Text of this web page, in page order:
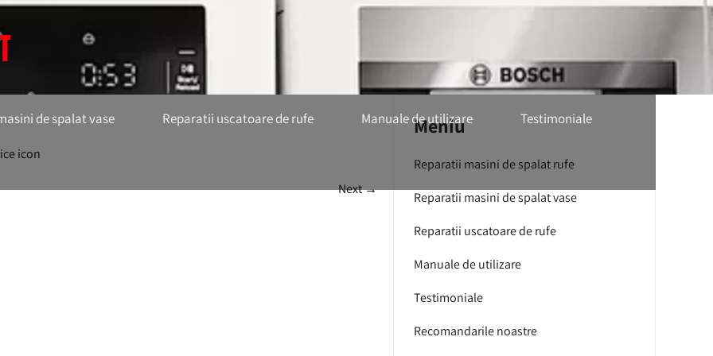
de spalat vase Reparatii uscatoare de rufe Manuale de utilizare Testimoniale
icon
Next→
Meniu
Reparatii masini de spalat rufe
Reparatii masini de spalat vase
Reparatii uscatoare de rufe
Manuale de utilizare
Testimoniale
Recomandarile noastre